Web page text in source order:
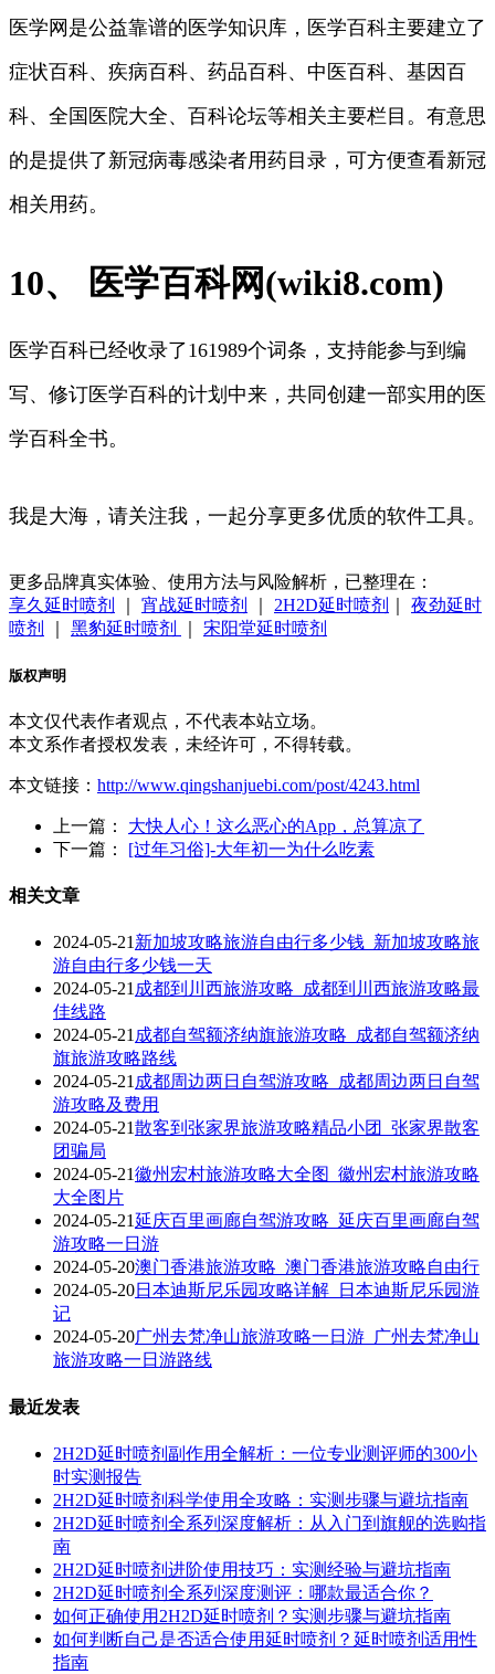
医学网是公益靠谱的医学知识库，医学百科主要建立了
症状百科、疾病百科、药品百科、中医百科、基因百
科、全国医院大全、百科论坛等相关主要栏目。有意思
的是提供了新冠病毒感染者用药目录，可方便查看新冠
相关用药。
10、 医学百科网(wiki8.com)
医学百科已经收录了161989个词条，支持能参与到编
写、修订医学百科的计划中来，共同创建一部实用的医
学百科全书。
我是大海，请关注我，一起分享更多优质的软件工具。
更多品牌真实体验、使用方法与风险解析，已整理在：
享久延时喷剂
宵战延时喷剂 2H2D延时喷剂
夜劲延时
喷剂
黑豹延时喷剂 宋阳堂延时喷剂
版权声明
本文仅代表作者观点，不代表本站立场。
本文系作者授权发表，未经许可，不得转载。
本文链接： http://www.qingshanjuebi.com/post/4243.html
上一篇： 大快人心！这么恶心的App，总算凉了
下一篇： [过年习俗]-大年初一为什么吃素
相关文章
2024-05-21 新加坡攻略旅游自由行多少钱_新加坡攻略旅
游自由行多少钱一天
2024-05-21 成都到川西旅游攻略_成都到川西旅游攻略最
佳线路
2024-05-21 成都自驾额济纳旗旅游攻略_成都自驾额济纳
旗旅游攻略路线
2024-05-21 成都周边两日自驾游攻略_成都周边两日自驾
游攻略及费用
2024-05-21散客到张家界旅游攻略精品小团_张家界散客
团骗局
2024-05-21徽州宏村旅游攻略大全图_徽州宏村旅游攻略
大全图片
2024-05-21延庆百里画廊自驾游攻略_延庆百里画廊自驾
游攻略一日游
2024-05-20澳门香港旅游攻略_澳门香港旅游攻略自由行
2024-05-20日本迪斯尼乐园攻略详解_日本迪斯尼乐园游
记
2024-05-20广州去梵净山旅游攻略一日游_广州去梵净山
旅游攻略一日游路线
最近发表
2H2D延时喷剂副作用全解析：一位专业测评师的300小
时实测报告
2H2D延时喷剂科学使用全攻略：实测步骤与避坑指南
2H2D延时喷剂全系列深度解析：从入门到旗舰的选购指
南
2H2D延时喷剂进阶使用技巧：实测经验与避坑指南
2H2D延时喷剂全系列深度测评：哪款最适合你？
如何正确使用2H2D延时喷剂？实测步骤与避坑指南
如何判断自己是否适合使用延时喷剂？延时喷剂适用性
指南